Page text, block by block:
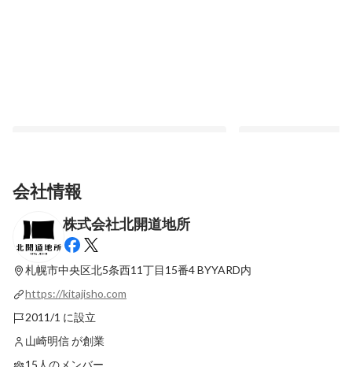
自分の手で事業を創る機会をーMember's
reports ：飲食事業担当オルゲイト有紀
最新順で表示
安岡俊
会社情報
株式会社北開道地所
札幌市中央区北5条西11丁目15番4BYYARD内
https://kitajisho.com
2011/1 に設立
山崎明信 が創業
15人のメンバー